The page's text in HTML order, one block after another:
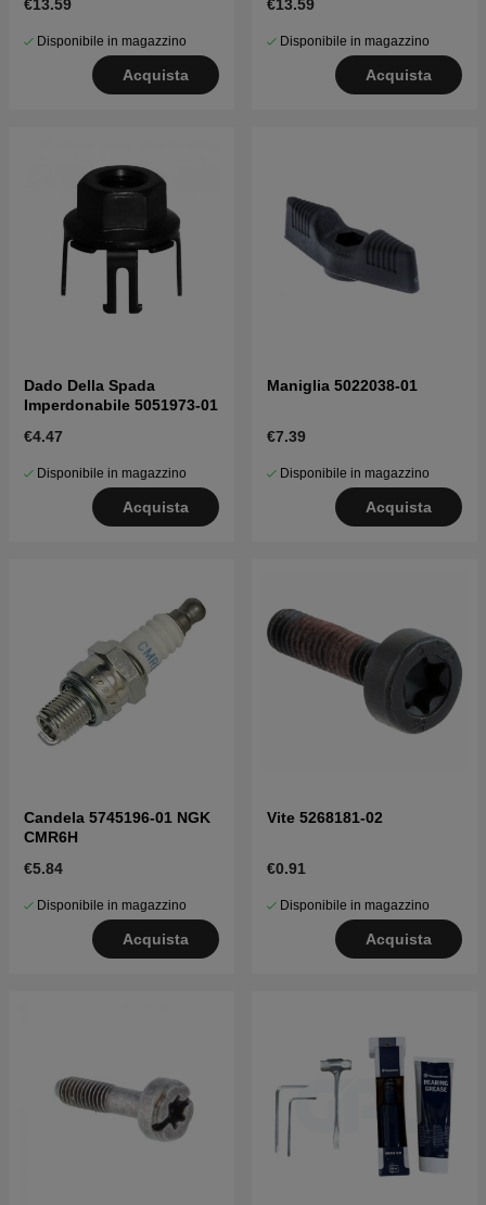
€13.59
Disponibile in magazzino
Acquista
€13.59
Disponibile in magazzino
Acquista
Dado Della Spada
Imperdonabile 5051973-01
€4.47
Disponibile in magazzino
Acquista
Maniglia 5022038-01
€7.39
Disponibile in magazzino
Acquista
Candela 5745196-01 NGK
CMR6H
€5.84
Disponibile in magazzino
Acquista
Vite 5268181-02
€0.91
Disponibile in magazzino
Acquista